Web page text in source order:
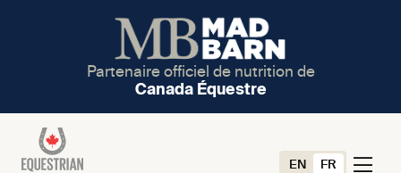
Partenaire officiel de nutrition de
Canada Équestre
EN FR